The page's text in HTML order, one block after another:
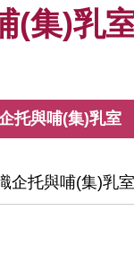
(集)乳
托與哺(集)乳室
企托與哺(集)乳室